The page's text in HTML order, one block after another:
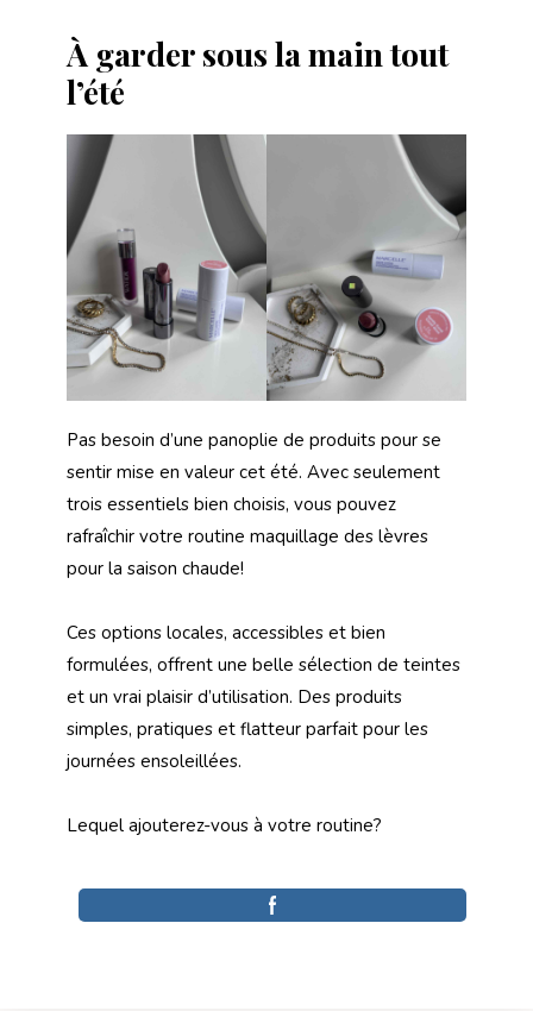
À garder sous la main tout
l’été
Pas besoin d’une panoplie de produits pour se
sentir mise en valeur cet été. Avec seulement
trois essentiels bien choisis, vous pouvez
rafraîchir votre routine maquillage des lèvres
pour la saison chaude!
Ces options locales, accessibles et bien
formulées, offrent une belle sélection de teintes
et un vrai plaisir d’utilisation. Des produits
simples, pratiques et flatteur parfait pour les
journées ensoleillées.
Lequel ajouterez-vous à votre routine?